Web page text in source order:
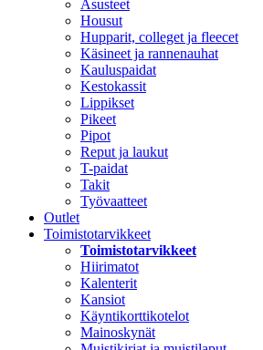
Asusteet
Housut
Hupparit, colleget ja fleecet
Käsineet ja rannenauhat
Kauluspaidat
Kestokassit
Lippikset
Pikeet
Pipot
Reput ja laukut
T-paidat
Takit
Työvaatteet
Outlet
Toimistotarvikkeet
Toimistotarvikkeet
Hiirimatot
Kalenterit
Kansiot
Käyntikorttikotelot
Mainoskynät